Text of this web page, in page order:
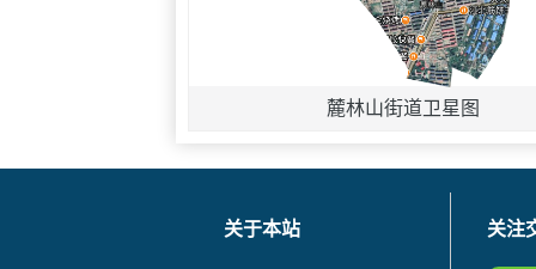
麓林山街道卫星图
关于本站 关注